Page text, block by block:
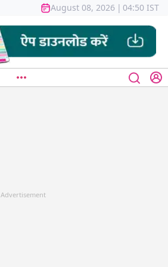
August 08, 2026 | 04:50 IST
Advertisement